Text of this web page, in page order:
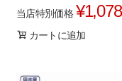
当店特別価格 ¥1,078
カートに追加